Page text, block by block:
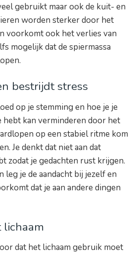
gebruikt maar ook de kuit- en
worden sterker door het
voorkomt ook het verlies van
mogelijk dat de spiermassa
bestrijdt stress
op je stemming en hoe je je
hebt kan verminderen door het
op een stabiel ritme kom
Je denkt dat niet aan dat
zodat je gedachten rust krijgen.
leg je de aandacht bij jezelf en
dat je aan andere dingen
lichaam
dat het lichaam gebruik moet